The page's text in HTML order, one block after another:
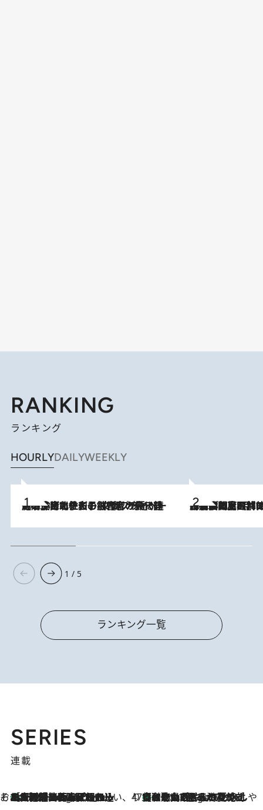
RANKING
ランキング
HOURLYDAILYWEEKLY
2026.8.3
《「文士の子ども被害者の会」発足！》阿川佐和子（72）が語る遠藤周作に北杜夫、劇作家・矢代静一の子どもたちの“文豪プライベート事件簿” 2026.8.8
「最後に見られてよかった」上野動物園の東園パンダ舎が解体前に特別公開。8月16日まで延長されたパネル展と共に辿る“半世紀”のパンダ飼育《解体工事の図面あり》
1 / 5
ランキング一覧
SERIES
連載
そおだよおこの関西おいしい、おやつ紀行4 Hours Ago
［大阪府箕面市］一皿一皿目の前で仕上げられる、料理を巧みに組み込んだアシェットデセールコース「ミチル アシェット デセール（Michiru assiette dessert）」 47都道府県の手みやげ ひんやりスイーツで夏を満喫
4 Hours Ago
【和歌山県】この夏絶対食べたい 冷やしておいしいおやつ3選 みかんがごろっと丸ごと入ったジュレ